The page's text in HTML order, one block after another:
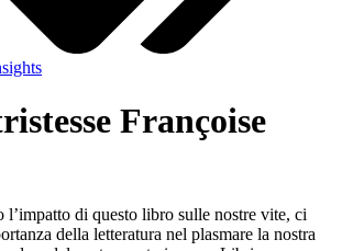
Françoise
l’impatto di questo libro sulle nostre vite, ci
della letteratura nel plasmare la nostra